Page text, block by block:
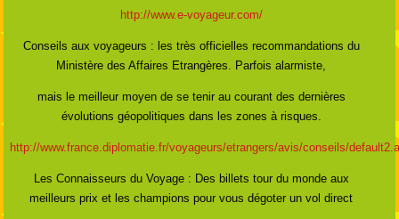
http://www.e-voyageur.com/
Conseils aux voyageurs : les très officielles recommandations du
Ministère des Affaires Etrangères. Parfois alarmiste,
mais le meilleur moyen de se tenir au courant des dernières
évolutions géopolitiques dans les zones à risques.
http://www.france.diplomatie.fr/voyageurs/etrangers/avis/conseils/
Les Connaisseurs du Voyage : Des billets tour du monde aux
meilleurs prix et les champions pour vous dégoter un vol direct